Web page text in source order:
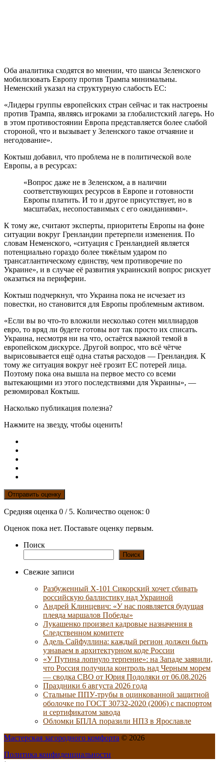
Оба аналитика сходятся во мнении, что шансы Зеленского
мобилизовать Европу против Трампа минимальны.
Неменский указал на структурную слабость ЕС:
«Лидеры группы европейских стран сейчас и так настроены
против Трампа, являясь игроками за глобалистский лагерь. Но
в этом противостоянии Европа представляется более слабой
стороной, что и вызывает у Зеленского такое отчаяние и
негодование».
Коктыш добавил, что проблема не в политической воле
Европы, а в ресурсах:
«Вопрос даже не в Зеленском, а в наличии
соответствующих ресурсов в Европе и готовности
Европы платить. И то и другое присутствует, но в
масштабах, несопоставимых с его ожиданиями».
К тому же, считают эксперты, приоритеты Европы на фоне
ситуации вокруг Гренландии претерпели изменения. По
словам Неменского, «ситуация с Гренландией является
потенциально гораздо более тяжёлым ударом по
трансатлантическому единству, чем противоречие по
Украине», и в случае её развития украинский вопрос рискует
оказаться на периферии.
Коктыш подчеркнул, что Украина пока не исчезает из
повестки, но становится для Европы проблемным активом.
«Если вы во что-то вложили несколько сотен миллиардов
евро, то вряд ли будете готовы вот так просто их списать.
Украина, несмотря ни на что, остаётся важной темой в
европейском дискурсе. Другой вопрос, что всё чётче
вырисовывается ещё одна статья расходов — Гренландия. К
тому же ситуация вокруг неё грозит ЕС потерей лица.
Поэтому пока она вышла на первое место со всеми
вытекающими из этого последствиями для Украины», —
резюмировал Коктыш.
Насколько публикация полезна?
Нажмите на звезду, чтобы оценить!
Отправить оценку
Средняя оценка 0 / 5. Количество оценок: 0
Оценок пока нет. Поставьте оценку первым.
Поиск
Поиск
Свежие записи
Разбуженный Х-101 Сикорский хочет сбивать
российскую баллистику над Украиной
Андрей Клинцевич: «У нас появляется будущая
плеяда маршалов Победы»
Лукашенко произвел кадровые назначения в
Следственном комитете
Адель Сайфуллина: каждый регион должен быть
узнаваем в архитектурном коде России
«У Путина лопнуло терпение»: на Западе заявили,
что Россия получила контроль над Черным морем
— сводка СВО от Юрия Подоляки от 06.08.2026
Праздники 6 августа 2026 года
Стальные ППУ-трубы в оцинкованной защитной
оболочке по ГОСТ 30732-2020 (2006) с паспортом
и сертификатом завода
Обломки БПЛА поразили НПЗ в Ярославле
Мастерская загородного комфорта © 2026
Политика конфиденциальности